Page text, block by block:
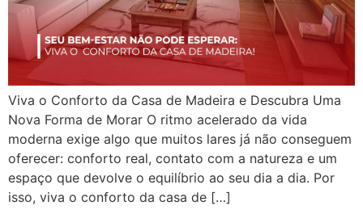
Viva o Conforto da Casa de Madeira e Descubra Uma
Nova Forma de Morar O ritmo acelerado da vida
moderna exige algo que muitos lares já não conseguem
oferecer: conforto real, contato com a natureza e um
espaço que devolve o equilíbrio ao seu dia a dia. Por
isso, viva o conforto da casa de […]